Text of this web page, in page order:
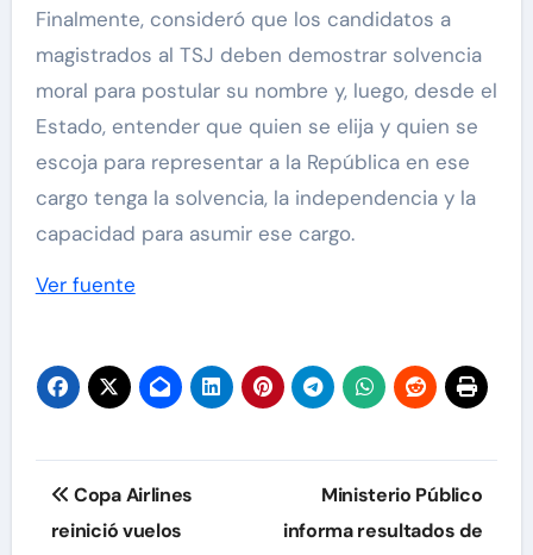
Finalmente, consideró que los candidatos a
magistrados al TSJ deben demostrar solvencia
moral para postular su nombre y, luego, desde el
Estado, entender que quien se elija y quien se
escoja para representar a la República en ese
cargo tenga la solvencia, la independencia y la
capacidad para asumir ese cargo.
Ver fuente
Navegación
de
Copa Airlines
reinició vuelos
Ministerio Público
informa resultados de